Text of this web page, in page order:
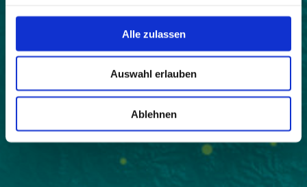
Alle zulassen
Auswahl erlauben
Ablehnen